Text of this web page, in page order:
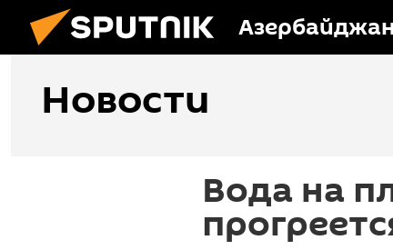
Азербайджан
Новости
Вода на